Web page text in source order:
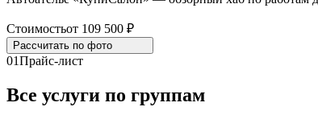
Стоимостьот 109 500 ₽
Рассчитать по фото
01Прайс-лист
Все услуги по группам